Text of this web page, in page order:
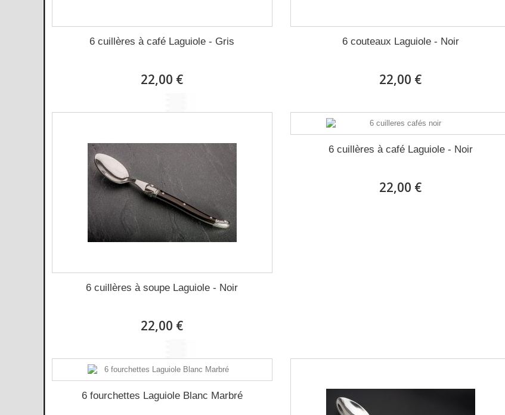
6 cuillères à café Laguiole - Gris
22,00 €
6 couteaux Laguiole - Noir
22,00 €
6 cuillères à soupe Laguiole - Noir
22,00 €
6 cuillères à café Laguiole - Noir
22,00 €
6 fourchettes Laguiole Blanc Marbré